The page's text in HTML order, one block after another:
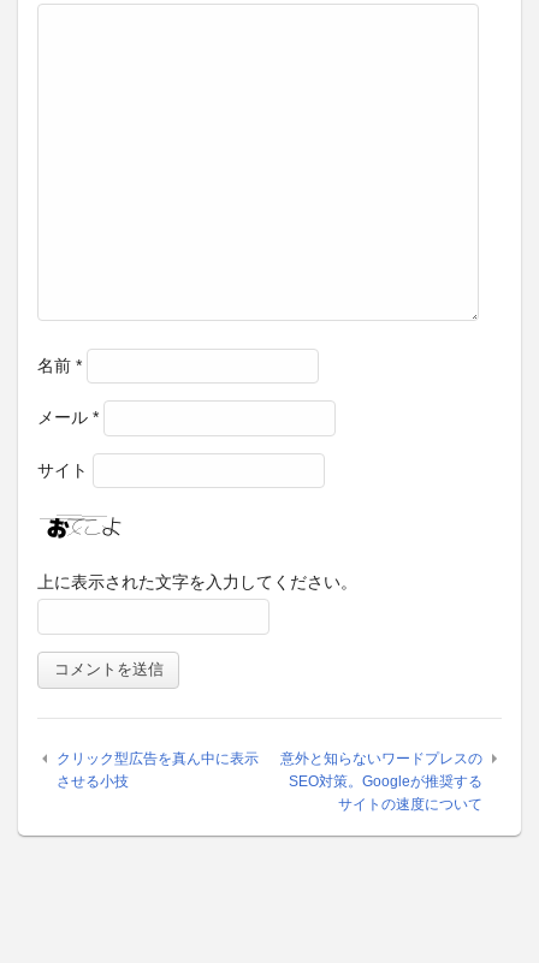
名前 *
メール *
サイト
上に表示された文字を入力してください。
クリック型広告を真ん中に表示
させる小技
意外と知らないワードプレスの
SEO対策。Googleが推奨する
サイトの速度について